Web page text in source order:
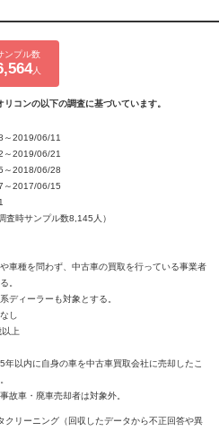
ンプル数
人
コンの以下の調査に基づいています。
～2019/06/11
～2019/06/21
～2018/06/28
～2017/06/15
査時サンプル数8,145人）
や車種を問わず、中古車の買取を行っている事業者
。
ディーラーも対象とする。
し
上
年以内に自身の車を中古車買取会社に売却したこ
故車・廃車売却者は対象外。
リーニング（回収したデータから不正回答や異